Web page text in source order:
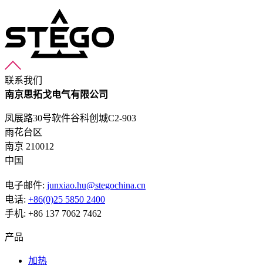
联系我们
南京思拓戈电气有限公司
凤展路30号软件谷科创城C2-903
雨花台区
南京 210012
中国
电子邮件: junxiao.hu@stegochina.cn
电话: +86(0)25 5850 2400
手机: +86 137 7062 7462
产品
加热